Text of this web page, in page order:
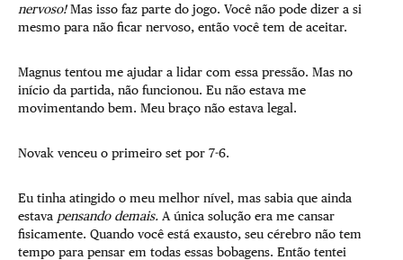
nervoso!Mas isso faz parte do jogo. Você não pode dizer a si
mesmo para não ficar nervoso, então você tem de aceitar.
Magnus tentou me ajudar a lidar com essa pressão. Mas no
início da partida, não funcionou. Eu não estava me
movimentando bem. Meu braço não estava legal.
Novak venceu o primeiro set por 7-6.
Eu tinha atingido o meu melhor nível, mas sabia que ainda
estava pensando demais. A única solução era me cansar
fisicamente. Quando você está exausto, seu cérebro não tem
tempo para pensar em todas essas bobagens. Então tentei